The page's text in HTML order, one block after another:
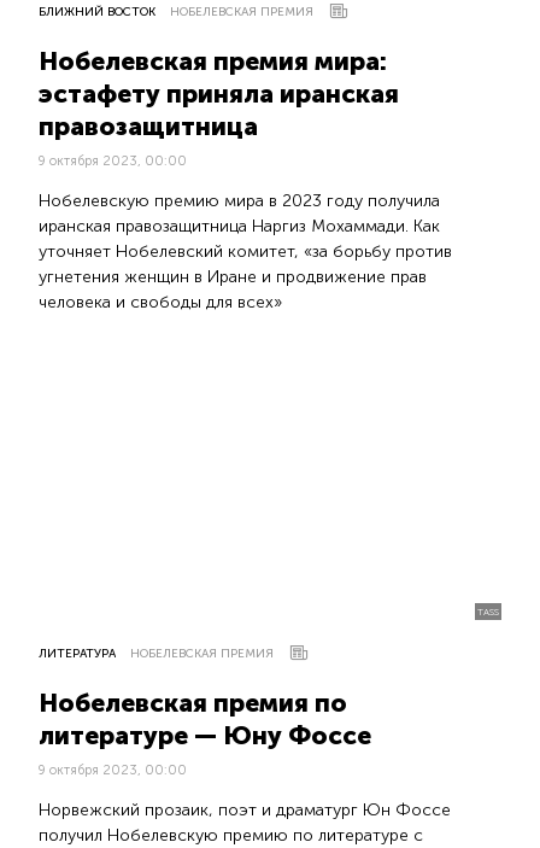
БЛИЖНИЙ ВОСТОК НОБЕЛЕВСКАЯ ПРЕМИЯ
Нобелевская премия мира:
эстафету приняла иранская
правозащитница
9 октября 2023, 00:00
Нобелевскую премию мира в 2023 году получила
иранская правозащитница Наргиз Мохаммади. Как
уточняет Нобелевский комитет, «за борьбу против
угнетения женщин в Иране и продвижение прав
человека и свободы для всех»
TASS
ЛИТЕРАТУРА НОБЕЛЕВСКАЯ ПРЕМИЯ
Нобелевская премия по
литературе — Юну Фоссе
9 октября 2023, 00:00
Норвежский прозаик, поэт и драматург Юн Фоссе
получил Нобелевскую премию по литературе с